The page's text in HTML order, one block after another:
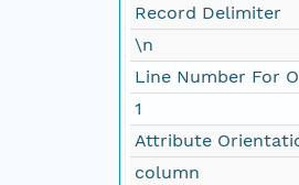
Record Delimiter
\n
Line Number For
1
Attribute
column